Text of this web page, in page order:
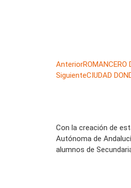
AnteriorROMANCERO
SiguienteCIUDAD
Con la creación de
Autónoma de
alumnos de